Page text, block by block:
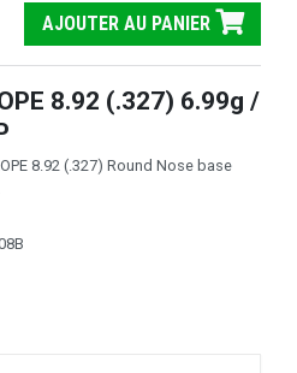
AJOUTER AU PANIER
8.92 (.327) 6.99g /
8.92 (.327) Round Nose base